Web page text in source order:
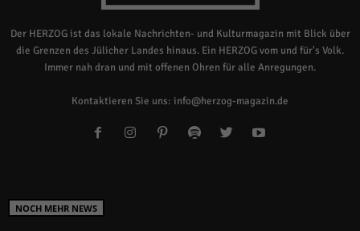
Der HERZOG ist das lokale Nachrichten- und Kulturmagazin mit Blick über
die Grenzen des Jülicher Landes hinaus. Ein HERZOG vom und für's Volk.
Immer nah dran und mit offenen Ohren für alle Anregungen.
Kontaktieren Sie uns: info@herzog-magazin.de
NOCH MEHR NEWS